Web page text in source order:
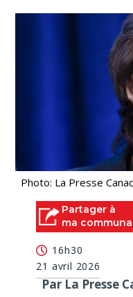
Photo: La Presse
Partager à
ma
16h30
21 avril 2026
Par La Presse